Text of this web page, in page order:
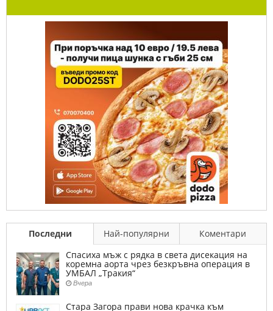
Последни Най-популярни
Коментари
Спасиха мъж с рядка в света дисекация на
коремна аорта чрез безкръвна операция в
УМБАЛ „Тракия“
Вчера
Стара Загора прави нова крачка към